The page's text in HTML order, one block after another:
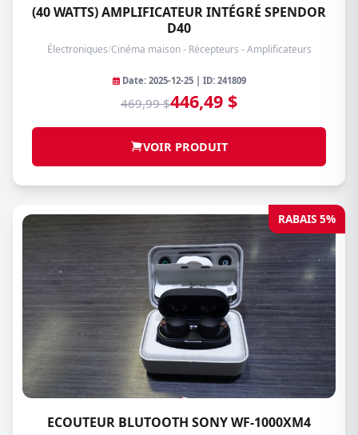
(40 WATTS) AMPLIFICATEUR INTÉGRÉ SPENDOR
D40
Électroniques/Cinéma maison - Récepteurs - Amplificateurs
Date: 2025-12-25 | ID: 241809
469,99 $446,49 $
VOIR PRODUIT
RABAIS 5%
ECOUTEUR BLUTOOTH SONY WF-1000XM4